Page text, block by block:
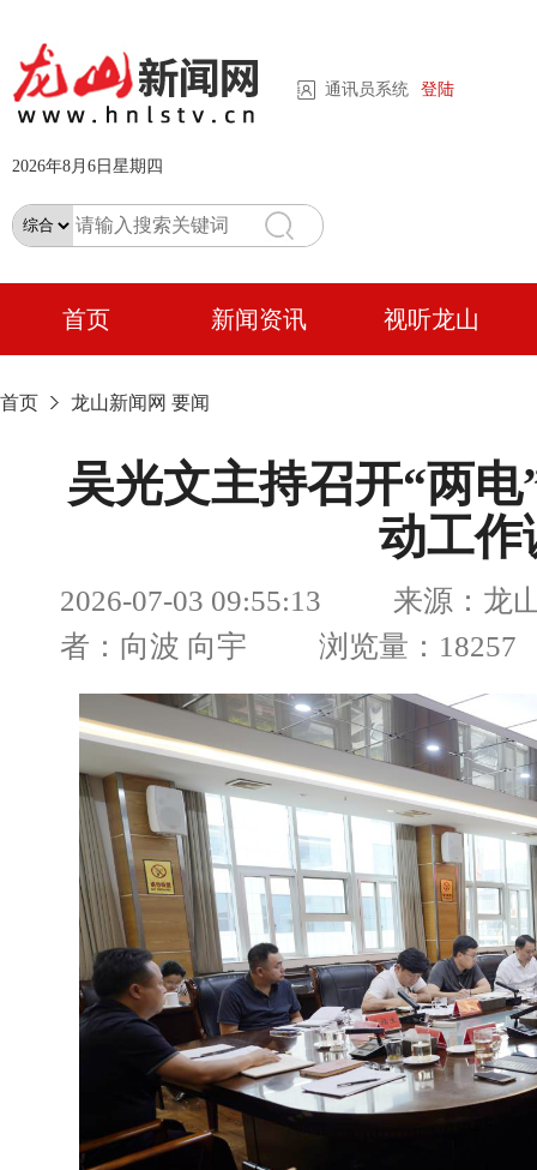
通讯员系统 登陆
2026年8月6日星期四
首页 新闻资讯 视听龙山
首页 龙山新闻网 要闻
吴光文主持召开“两
动工作
2026-07-03 09:55:13 来源：龙山
者：向波 向宇 浏览量：18257